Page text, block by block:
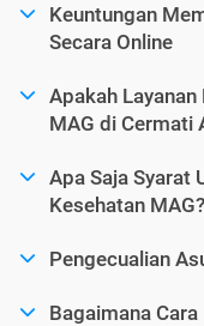
Keuntungan
Secara Online
Apakah
MAG di Cermati
Apa Saja Syarat
Kesehatan MAG?
Pengecualian
Bagaimana